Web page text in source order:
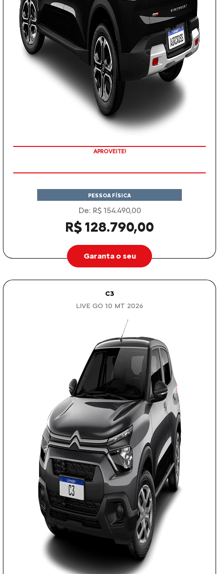
APROVEITE!
PESSOA FÍSICA
De: R$ 154.490,00
R$ 128.790,00
Garanta o seu
C3
LIVE GO 1.0 MT 2026